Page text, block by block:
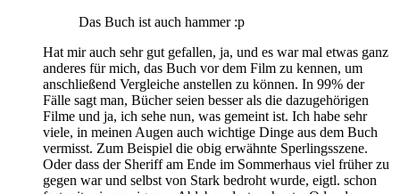
Das Buch ist auch hammer :p
Hat mir auch sehr gut gefallen, ja, und es war mal etwas ganz
anderes für mich, das Buch vor dem Film zu kennen, um
anschließend Vergleiche anstellen zu können. In 99% der
Fälle sagt man, Bücher seien besser als die dazugehörigen
Filme und ja, ich sehe nun, was gemeint ist. Ich habe sehr
viele, in meinen Augen auch wichtige Dinge aus dem Buch
vermisst. Zum Beispiel die obig erwähnte Sperlingsszene.
Oder dass der Sheriff am Ende im Sommerhaus viel früher zu
gegen war und selbst von Stark bedroht wurde, eigtl. schon